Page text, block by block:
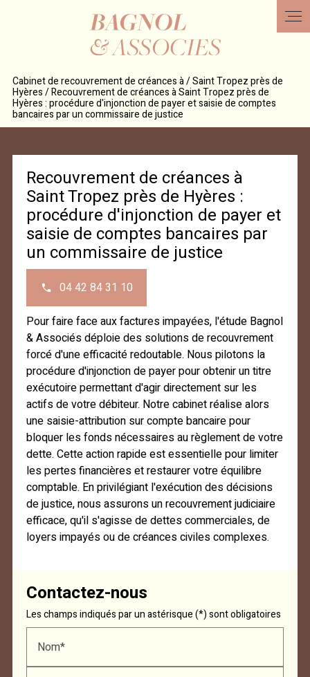
Cabinet de recouvrement de créances à / Saint Tropez près de
Hyères / Recouvrement de créances à Saint Tropez près de
Hyères : procédure d'injonction de payer et saisie de comptes
bancaires par un commissaire de justice
Recouvrement de créances à
Saint Tropez près de Hyères :
procédure d'injonction de payer et
saisie de comptes bancaires par
un commissaire de justice
04 42 84 31 10
Pour faire face aux factures impayées, l'étude Bagnol
& Associés déploie des solutions de recouvrement
forcé d'une efficacité redoutable. Nous pilotons la
procédure d'injonction de payer pour obtenir un titre
exécutoire permettant d'agir directement sur les
actifs de votre débiteur. Notre cabinet réalise alors
une saisie-attribution sur compte bancaire pour
bloquer les fonds nécessaires au règlement de votre
dette. Cette action rapide est essentielle pour limiter
les pertes financières et restaurer votre équilibre
comptable. En privilégiant l'exécution des décisions
de justice, nous assurons un recouvrement judiciaire
efficace, qu'il s'agisse de dettes commerciales, de
loyers impayés ou de créances civiles complexes.
Contactez-nous
Les champs indiqués par un astérisque (*) sont obligatoires
Nom*